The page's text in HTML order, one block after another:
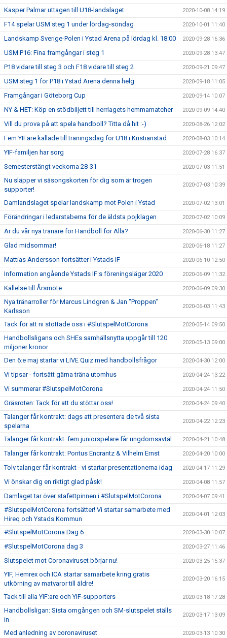
Kasper Palmar uttagen till U18-landslaget 2020-10-08 14:19
F14 spelar USM steg 1 under lördag-söndag 2020-10-01 11:40
Landskamp Sverige-Polen i Ystad Arena på lördag kl. 18:00 2020-09-28 16:36
USM P16: Fina framgångar i steg 1 2020-09-28 13:47
P18 vidare till steg 3 och F18 vidare till steg 2 2020-09-21 09:47
USM steg 1 för P18 i Ystad Arena denna helg 2020-09-18 11:05
Framgångar i Göteborg Cup 2020-09-14 10:07
NY & HET: Köp en stödbiljett till herrlagets hemmamatcher 2020-09-09 14:40
Vill du prova på att spela handboll? Titta då hit :-) 2020-08-26 12:02
Fem YIFare kallade till träningsdag för U18 i Kristianstad 2020-08-03 10:14
YIF-familjen har sorg 2020-07-28 16:37
Semesterstängt veckorna 28-31 2020-07-03 11:51
Nu släpper vi säsongskorten för dig som är trogen
supporter!
2020-07-03 10:39
Damlandslaget spelar landskamp mot Polen i Ystad 2020-07-02 13:01
Förändringar i ledarstaberna för de äldsta pojklagen 2020-07-02 10:09
Är du vår nya tränare för Handboll för Alla? 2020-06-30 11:27
Glad midsommar! 2020-06-18 11:27
Mattias Andersson fortsätter i Ystads IF 2020-06-10 12:50
Information angående Ystads IF:s föreningsläger 2020 2020-06-09 11:32
Kallelse till Årsmöte 2020-06-09 09:30
Nya tränarroller för Marcus Lindgren & Jan "Proppen"
Karlsson
2020-06-03 11:43
Tack för att ni stöttade oss i #SlutspelMotCorona 2020-05-14 09:50
Handbollsligans och SHEs samhällsnytta uppgår till 120
miljoner kronor
2020-05-13 09:00
Den 6:e maj startar vi LIVE Quiz med handbollsfrågor 2020-04-30 12:00
Vi tipsar - fortsätt gärna träna utomhus 2020-04-24 13:22
Vi summerar #SlutspelMotCorona 2020-04-24 11:50
Gräsroten: Tack för att du stöttar oss! 2020-04-24 09:40
Talanger får kontrakt: dags att presentera de två sista
spelarna
2020-04-22 12:23
Talanger får kontrakt: fem juniorspelare får ungdomsavtal 2020-04-21 10:48
Talanger får kontrakt: Pontus Encrantz & Vilhelm Ernst 2020-04-20 10:00
Tolv talanger får kontrakt - vi startar presentationerna idag 2020-04-17 11:29
Vi önskar dig en riktigt glad påsk! 2020-04-08 11:57
Damlaget tar över stafettpinnen i #SlutspelMotCorona 2020-04-07 09:41
#SlutspelMotCorona fortsätter! Vi startar samarbete med
Hireq och Ystads Kommun
2020-04-01 12:03
#SlutspelMotCorona Dag 6 2020-03-30 10:07
#SlutspelMotCorona dag 3 2020-03-27 11:46
Slutspelet mot Coronaviruset börjar nu! 2020-03-25 15:37
YIF, Hemrex och ICA startar samarbete kring gratis
utkörning av matvaror till äldre!
2020-03-20 16:15
Tack till alla YIF:are och YIF-supporters 2020-03-18 17:28
Handbollsligan: Sista omgången och SM-slutspelet ställs
in
2020-03-17 13:09
Med anledning av coronaviruset 2020-03-13 10:30